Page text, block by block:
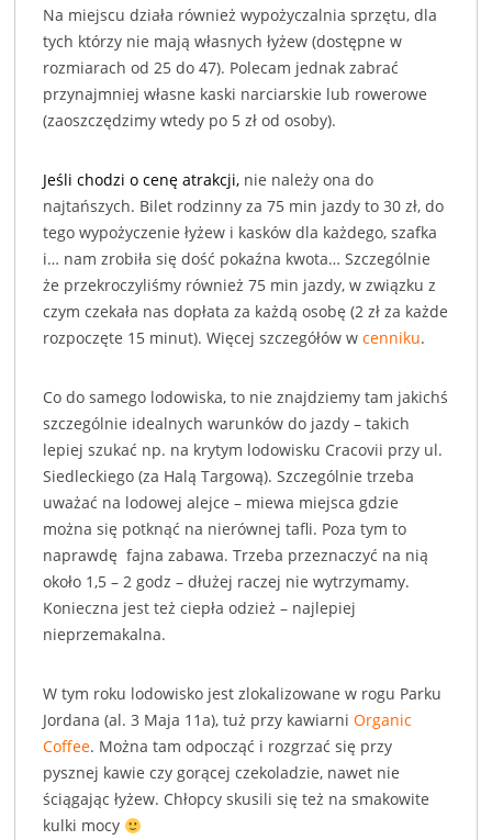
Na miejscu działa również wypożyczalnia sprzętu, dla
tych którzy nie mają własnych łyżew (dostępne w
rozmiarach od 25 do 47). Polecam jednak zabrać
przynajmniej własne kaski narciarskie lub rowerowe
(zaoszczędzimy wtedy po 5 zł od osoby).
Jeśli chodzi o cenę atrakcji, nie należy ona do
najtańszych. Bilet rodzinny za 75 min jazdy to 30 zł, do
tego wypożyczenie łyżew i kasków dla każdego, szafka
i… nam zrobiła się dość pokaźna kwota… Szczególnie
że przekroczyliśmy również 75 min jazdy, w związku z
czym czekała nas dopłata za każdą osobę (2 zł za każde
rozpoczęte 15 minut). Więcej szczegółów wcenniku.
Co do samego lodowiska, to nie znajdziemy tam jakichś
szczególnie idealnych warunków do jazdy – takich
lepiej szukać np. na krytym lodowisku Cracovii przy ul.
Siedleckiego (za Halą Targową). Szczególnie trzeba
uważać na lodowej alejce – miewa miejsca gdzie
można się potknąć na nierównej tafli. Poza tym to
naprawdę fajna zabawa. Trzeba przeznaczyć na nią
około 1,5 – 2 godz – dłużej raczej nie wytrzymamy.
Konieczna jest też ciepła odzież – najlepiej
nieprzemakalna.
W tym roku lodowisko jest zlokalizowane w rogu Parku
Jordana (al. 3 Maja 11a), tuż przy kawiarniOrganic
Coffee. Można tam odpocząć i rozgrzać się przy
pysznej kawie czy gorącej czekoladzie, nawet nie
ściągając łyżew. Chłopcy skusili się też na smakowite
kulki mocy